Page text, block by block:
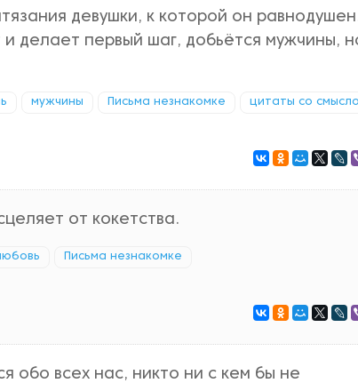
девушки, к которой он
делает первый шаг, добьётся мужчины,
мужчины Письма незнакомке цитаты со
от кокетства.
Письма незнакомке
обо всех нас, никто ни с кем бы не